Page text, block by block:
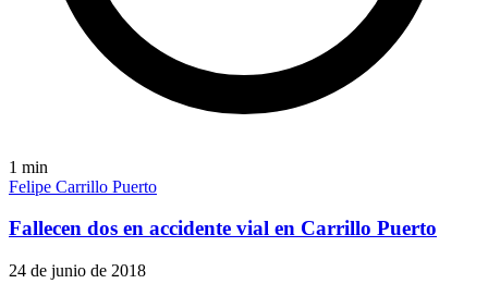
1 min
Felipe Carrillo Puerto
Fallecen dos en accidente vial en Carrillo Puerto
24 de junio de 2018